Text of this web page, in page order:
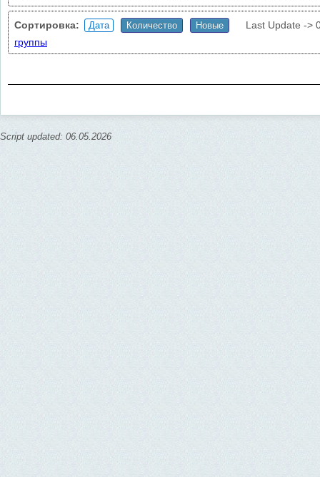
Сортировка: Last Update ->
группы
Script updated: 06.05.2026